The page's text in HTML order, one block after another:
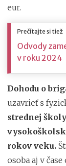
eur.
Prečítajte si tiež
Odvody
v roku 2024
Dohodu o
uzavrieť s
strednej
rokov veku.
osoba aj v